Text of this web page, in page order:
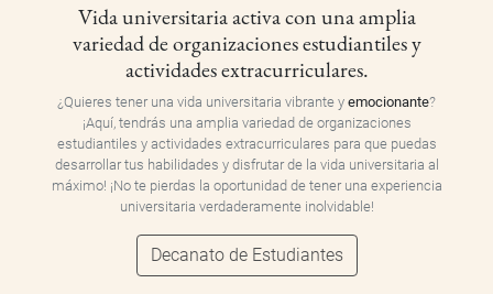
Vida universitaria activa con una amplia
variedad de organizaciones estudiantiles y
actividades extracurriculares.
¿Quieres tener una vida universitaria vibrante y emocionante?
¡Aquí, tendrás una amplia variedad de organizaciones
estudiantiles y actividades extracurriculares para que puedas
desarrollar tus habilidades y disfrutar de la vida universitaria al
máximo! ¡No te pierdas la oportunidad de tener una experiencia
universitaria verdaderamente inolvidable!
Decanato de Estudiantes